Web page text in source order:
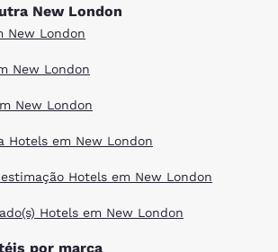
New London
New London
New London
New London
Hotels em New London
Hotels em New London
Hotels em New London
por marca